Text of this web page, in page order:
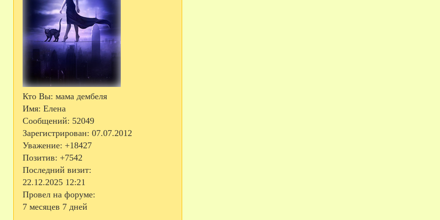
Кто Вы: мама дембеля
Имя: Елена
Сообщений: 52049
Зарегистрирован: 07.07.2012
Уважение: +18427
Позитив: +7542
Последний визит:
22.12.2025 12:21
Провел на форуме:
7 месяцев 7 дней